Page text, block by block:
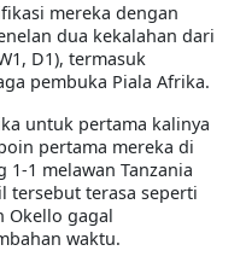
mereka dengan
dua kekalahan dari
D1), termasuk
pembuka Piala Afrika.
untuk pertama kalinya
pertama mereka di
1 melawan Tanzania
tersebut terasa seperti
Okello gagal
waktu.